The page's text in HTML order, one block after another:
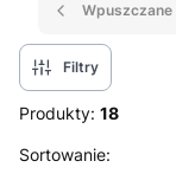
Filtry
Produkty: 18
Lista
Sortowanie: